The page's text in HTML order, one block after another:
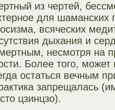
из чертей,
для шаманских
всяческих
дыхания и
несмотря на
Более того,
остаться вечным
запрещалась
цзинцзо).